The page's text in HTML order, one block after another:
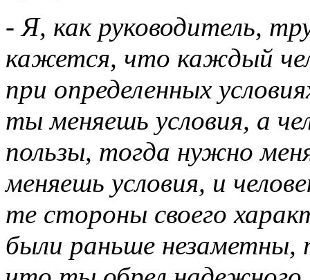
- Я, как руководитель,
кажется, что каждый
при определенных
ты меняешь условия, а
пользы, тогда нужно
меняешь условия, и
те стороны своего
были раньше незаметны,